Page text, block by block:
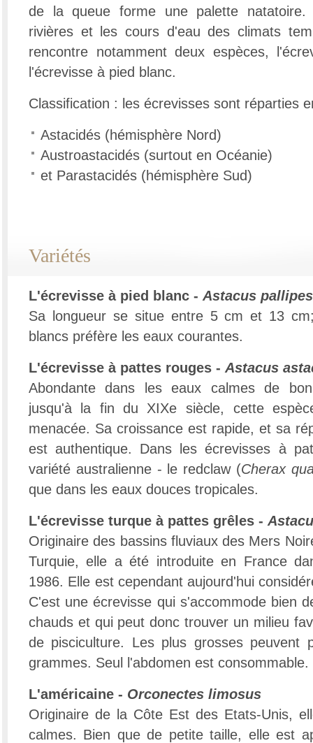
de la queue forme une palette
rivières et les cours d'eau des climats
rencontre notamment deux espèces,
l'écrevisse à pied blanc.
Classification : les écrevisses sont réparties
Astacidés (hémisphère Nord)
Austroastacidés (surtout en Océanie)
et Parastacidés (hémisphère Sud)
Variétés
L'écrevisse à pied blanc - Astacus pallipes
Sa longueur se situe entre 5 cm et 13
blancs préfère les eaux courantes.
L'écrevisse à pattes rouges - Astacus
Abondante dans les eaux calmes de
jusqu'à la fin du XIXe siècle, cette
menacée. Sa croissance est rapide, et sa
est authentique. Dans les écrevisses à
variété australienne - le redclaw (Cherax
que dans les eaux douces tropicales.
L'écrevisse turque à pattes grêles -
Originaire des bassins fluviaux des Mers
Turquie, elle a été introduite en France
1986. Elle est cependant aujourd'hui
C'est une écrevisse qui s'accommode bien
chauds et qui peut donc trouver un milieu
de pisciculture. Les plus grosses peuvent
grammes. Seul l'abdomen est consommable.
L'américaine - Orconectes limosus
Originaire de la Côte Est des Etats-Unis,
calmes. Bien que de petite taille, elle est